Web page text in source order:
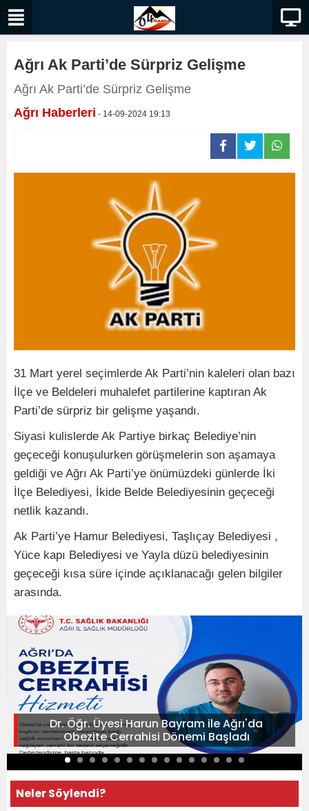
Ağrı Ak Parti’de Sürpriz Gelişme
Ağrı Ak Parti’de Sürpriz Gelişme
Ağrı Haberleri - 14-09-2024 19:13
31 Mart yerel seçimlerde Ak Parti’nin kaleleri olan bazı
İlçe ve Beldeleri muhalefet partilerine kaptıran Ak
Parti’de sürpriz bir gelişme yaşandı.
Siyasi kulislerde Ak Partiye birkaç Belediye’nin
geçeceği konuşulurken görüşmelerin son aşamaya
geldiği ve Ağrı Ak Parti’ye önümüzdeki günlerde İki
İlçe Belediyesi, İkide Belde Belediyesinin geçeceği
netlik kazandı.
Ak Parti’ye Hamur Belediyesi, Taşlıçay Belediyesi ,
Yüce kapı Belediyesi ve Yayla düzü belediyesinin
geçeceği kısa süre içinde açıklanacağı gelen bilgiler
arasında.
Dr. Öğr. Üyesi Harun Bayram ile Ağrı'da
Obezite Cerrahisi Dönemi Başladı
Neler Söylendi?